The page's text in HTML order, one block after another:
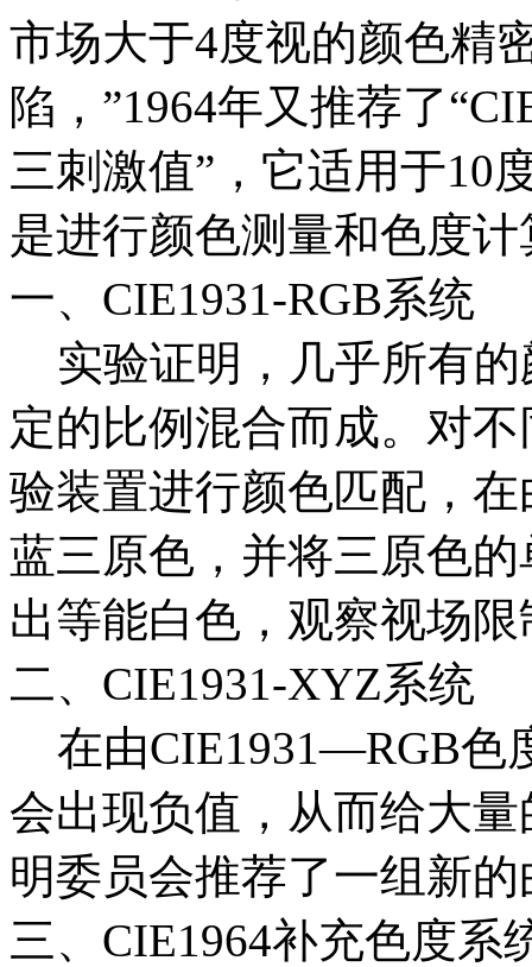
市场大于4度视的颜色精
陷，”1964年又推荐了
三刺激值”，它适用于10
是进行颜色测量和色度
一、CIE1931-RGB系统
实验证明，几乎所有的
定的比例混合而成。对
验装置进行颜色匹配，
蓝三原色，并将三原色
出等能白色，观察视场
二、CIE1931-XYZ系统
在由CIE1931—RGB色
会出现负值，从而给大
明委员会推荐了一组新
三、CIE1964补充色度系